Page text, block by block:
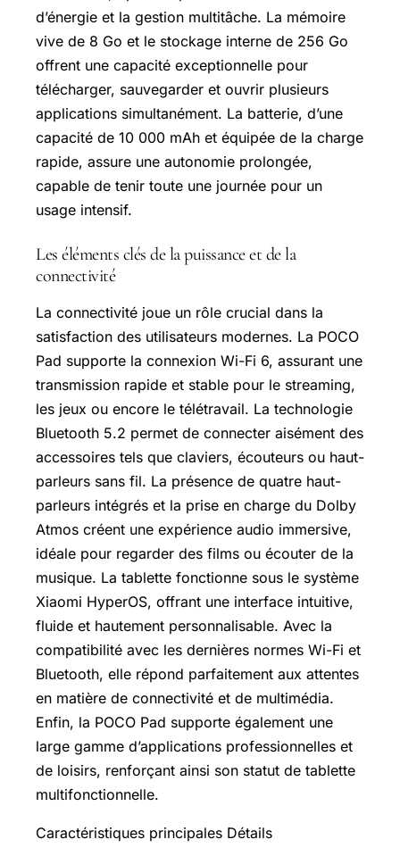
d’énergie et la gestion multitâche. La mémoire
vive de 8 Go et le stockage interne de 256 Go
offrent une capacité exceptionnelle pour
télécharger, sauvegarder et ouvrir plusieurs
applications simultanément. La batterie, d’une
capacité de 10 000 mAh et équipée de la charge
rapide, assure une autonomie prolongée,
capable de tenir toute une journée pour un
usage intensif.
Les éléments clés de la puissance et de la
connectivité
La connectivité joue un rôle crucial dans la
satisfaction des utilisateurs modernes. La POCO
Pad supporte la connexion Wi-Fi 6, assurant une
transmission rapide et stable pour le streaming,
les jeux ou encore le télétravail. La technologie
Bluetooth 5.2 permet de connecter aisément des
accessoires tels que claviers, écouteurs ou haut-
parleurs sans fil. La présence de quatre haut-
parleurs intégrés et la prise en charge du Dolby
Atmos créent une expérience audio immersive,
idéale pour regarder des films ou écouter de la
musique. La tablette fonctionne sous le système
Xiaomi HyperOS, offrant une interface intuitive,
fluide et hautement personnalisable. Avec la
compatibilité avec les dernières normes Wi-Fi et
Bluetooth, elle répond parfaitement aux attentes
en matière de connectivité et de multimédia.
Enfin, la POCO Pad supporte également une
large gamme d’applications professionnelles et
de loisirs, renforçant ainsi son statut de tablette
multifonctionnelle.
Caractéristiques principales Détails